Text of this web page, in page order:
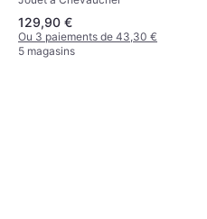
129,90 €
Ou 3 paiements de 43,30 €
5 magasins